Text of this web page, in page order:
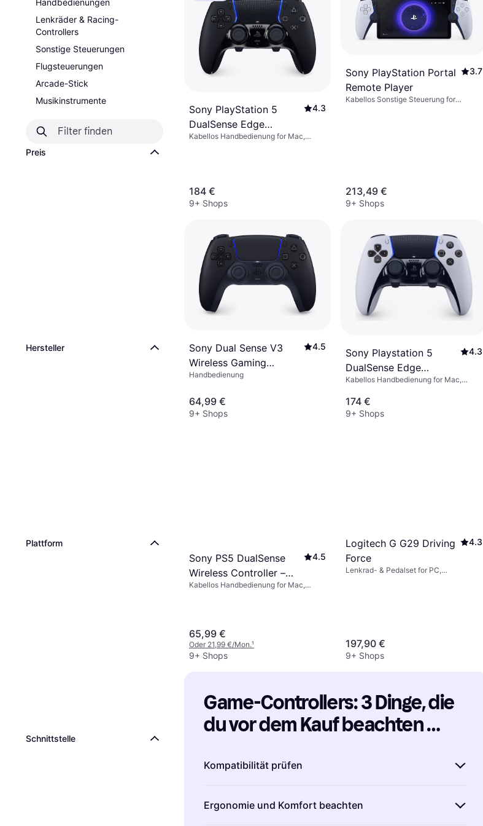
Handbedienungen
Lenkräder & Racing-
Controllers
Sonstige Steuerungen
Flugsteuerungen
Arcade-Stick
Musikinstrumente
Preis
Hersteller
Plattform
Schnittstelle
Sony PlayStation 5
DualSense Edge
Wireless Controller -
4.3
Kabellos Handbedienung for Mac,
184 €
9+ Shops
Sony PlayStation Portal
Remote Player
3.7
Kabellos Sonstige Steuerung for
213,49 €
9+ Shops
Sony Dual Sense V3
Wireless Gaming
Controller
4.5
Handbedienung
64,99 €
9+ Shops
Sony Playstation 5
DualSense Edge
Wireless Controller -
White
4.3
Kabellos Handbedienung for Mac,
5
174 €
9+ Shops
Sony PS5 DualSense
Wireless Controller –
Midnight Black
4.5
Kabellos Handbedienung for Mac,
65,99 €
Oder 21,99 €/Mon.¹
9+ Shops
Logitech G G29 Driving
Force
4.3
Lenkrad- & Pedalset for PC,
197,90 €
9+ Shops
Game-Controllers: 3 Dinge, die
du vor dem Kauf beachten
Kompatibilität prüfen
sicherstellen, dass er mit deinem Gaming-System
Ergonomie und Komfort beachten